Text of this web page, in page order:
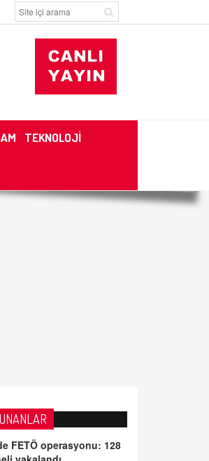
TEKNOLOJİ
FETÖ operasyonu: 128